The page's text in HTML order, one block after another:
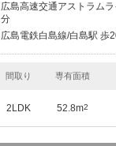
広島高速交通アストラム
分
広島電鉄白島線/白島駅 歩
間取り 専有面積
2LDK 52.8m2